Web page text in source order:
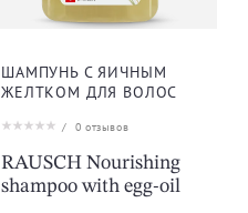
ШАМПУНЬ С ЯИЧНЫМ
ЖЕЛТКОМ ДЛЯ ВОЛОС
/ 0 отзывов
RAUSCH Nourishing
shampoo with egg-oil